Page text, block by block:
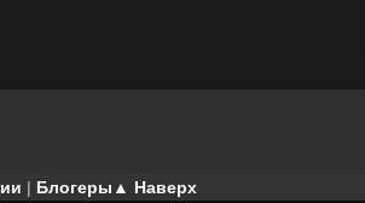
▲ Наверх
| Блогеры